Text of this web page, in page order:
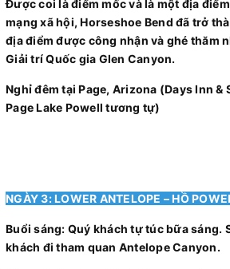
Được coi là điểm mốc và là một địa
mạng xã hội, Horseshoe Bend đã trở
địa điểm được công nhận và ghé thăm
Giải trí Quốc gia Glen Canyon.
Nghỉ đêm tại Page, Arizona (Days Inn &
Page Lake Powell tương tự)
NGÀY 3: LOWER ANTELOPE – HỒ
Buổi sáng: Quý khách tự túc bữa sáng.
khách đi tham quan Antelope Canyon.